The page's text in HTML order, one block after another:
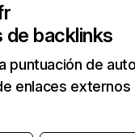
de backlinks
puntuación de
enlaces externos